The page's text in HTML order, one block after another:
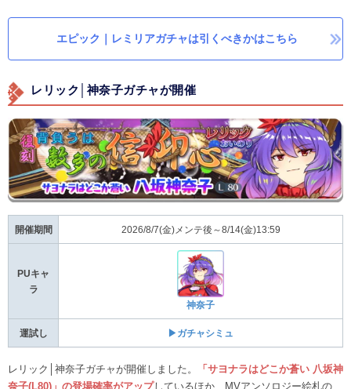
エピック｜レミリアガチャは引くべきかはこちら
レリック│神奈子ガチャが開催
開催期間 2026/8/7(金)メンテ後～8/14(金)13:59
PUキャ
ラ
神奈子
運試し ▶ガチャシミュ
レリック│神奈子ガチャが開催しました。
「サヨナラはどこか蒼い 八坂神
奈子(L80)」の登場確率がアップしているほか、MVアンソロジー絵札の